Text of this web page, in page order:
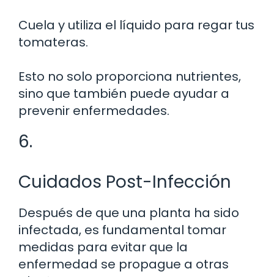
Cuela y utiliza el líquido para regar tus
tomateras.
Esto no solo proporciona nutrientes,
sino que también puede ayudar a
prevenir enfermedades.
6.
Cuidados Post-Infección
Después de que una planta ha sido
infectada, es fundamental tomar
medidas para evitar que la
enfermedad se propague a otras